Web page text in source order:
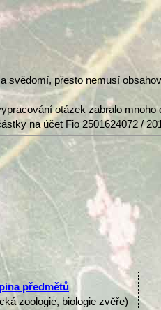
přesto nemusí
otázek zabralo
na účet Fio 2501624072 /
předmětů
zoologie, biologie zvěře)